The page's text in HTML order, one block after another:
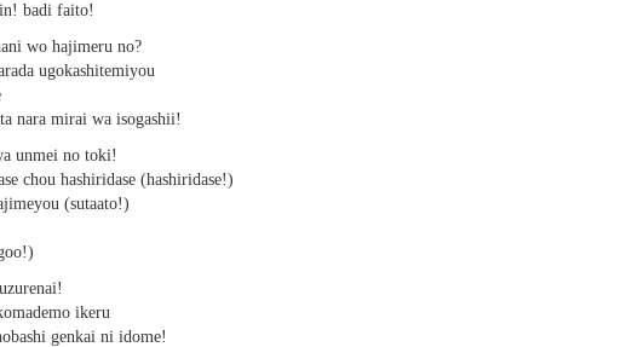
badi faito!
wo hajimeru no?
ugokashitemiyou
nara mirai wa isogashii!
unmei no toki!
chou hashiridase (hashiridase!)
(sutaato!)
ikeru
genkai ni idome!